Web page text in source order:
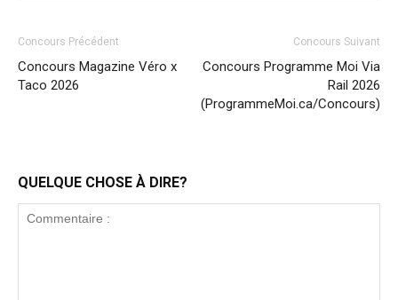
Concours Précédent
Concours Magazine Véro x
Taco 2026
Concours Suivant
Concours Programme Moi Via
Rail 2026
(ProgrammeMoi.ca/Concours)
QUELQUE CHOSE À DIRE?